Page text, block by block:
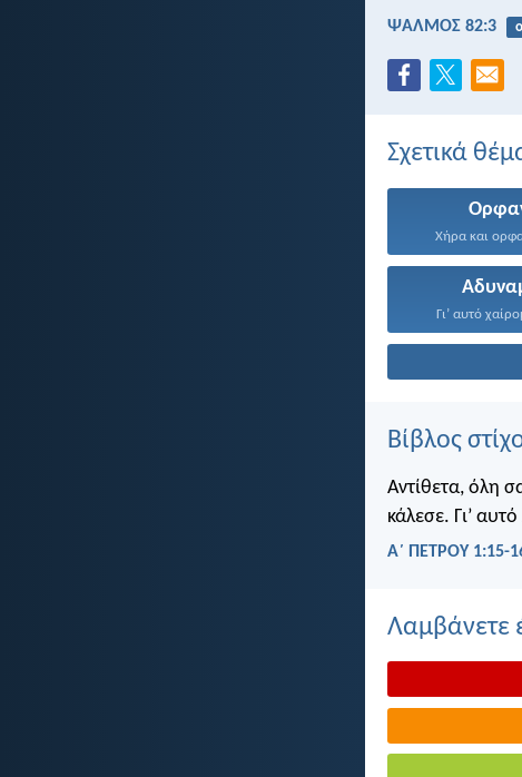
ΨΑΛΜΌΣ 82:3
Σχετικά
Χήρα και
Γι’ αυτό
Βίβλος
Αντίθετα, όλη
κάλεσε. Γι’
Α΄ ΠΕΤΡΟΥ 1:15-
Λαμβάνετε